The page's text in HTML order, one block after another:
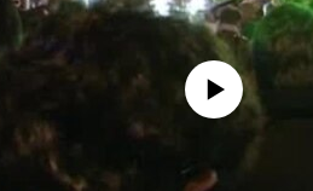
No media source currently